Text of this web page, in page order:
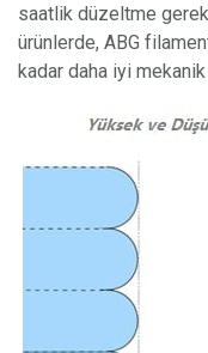
saatlik düzeltme
ürünlerde, ABG
kadar daha iyi